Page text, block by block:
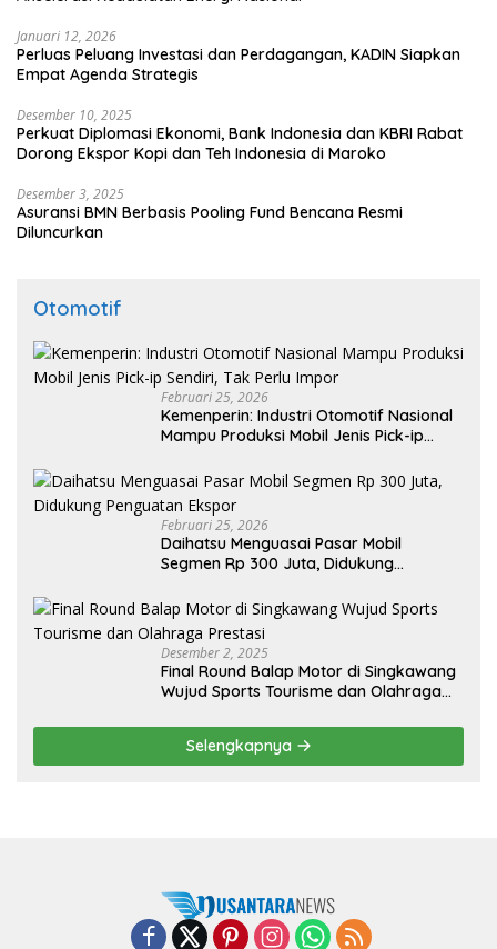
Januari 12, 2026
Perluas Peluang Investasi dan Perdagangan, KADIN Siapkan
Empat Agenda Strategis
Desember 10, 2025
Perkuat Diplomasi Ekonomi, Bank Indonesia dan KBRI Rabat
Dorong Ekspor Kopi dan Teh Indonesia di Maroko
Desember 3, 2025
Asuransi BMN Berbasis Pooling Fund Bencana Resmi
Diluncurkan
Otomotif
Februari 25, 2026
Kemenperin: Industri Otomotif Nasional
Mampu Produksi Mobil Jenis Pick-ip
Februari 25, 2026
Daihatsu Menguasai Pasar Mobil
Segmen Rp 300 Juta, Didukung
Desember 2, 2025
Final Round Balap Motor di Singkawang
Wujud Sports Tourisme dan Olahraga
Selengkapnya